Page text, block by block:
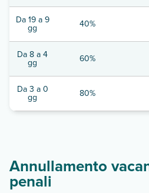
Da 19 a 9
gg 40%
Da 8 a 4
gg 60%
Da 3 a 0
gg 80%
Annullamento
penali